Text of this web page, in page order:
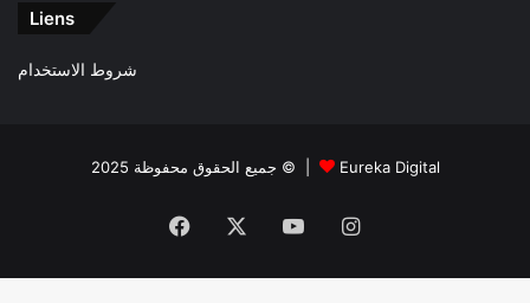
Liens
شروط الاستخدام
جميع الحقوق محفوظة 2025 © | Eureka Digital
Facebook YouTubeInstagram